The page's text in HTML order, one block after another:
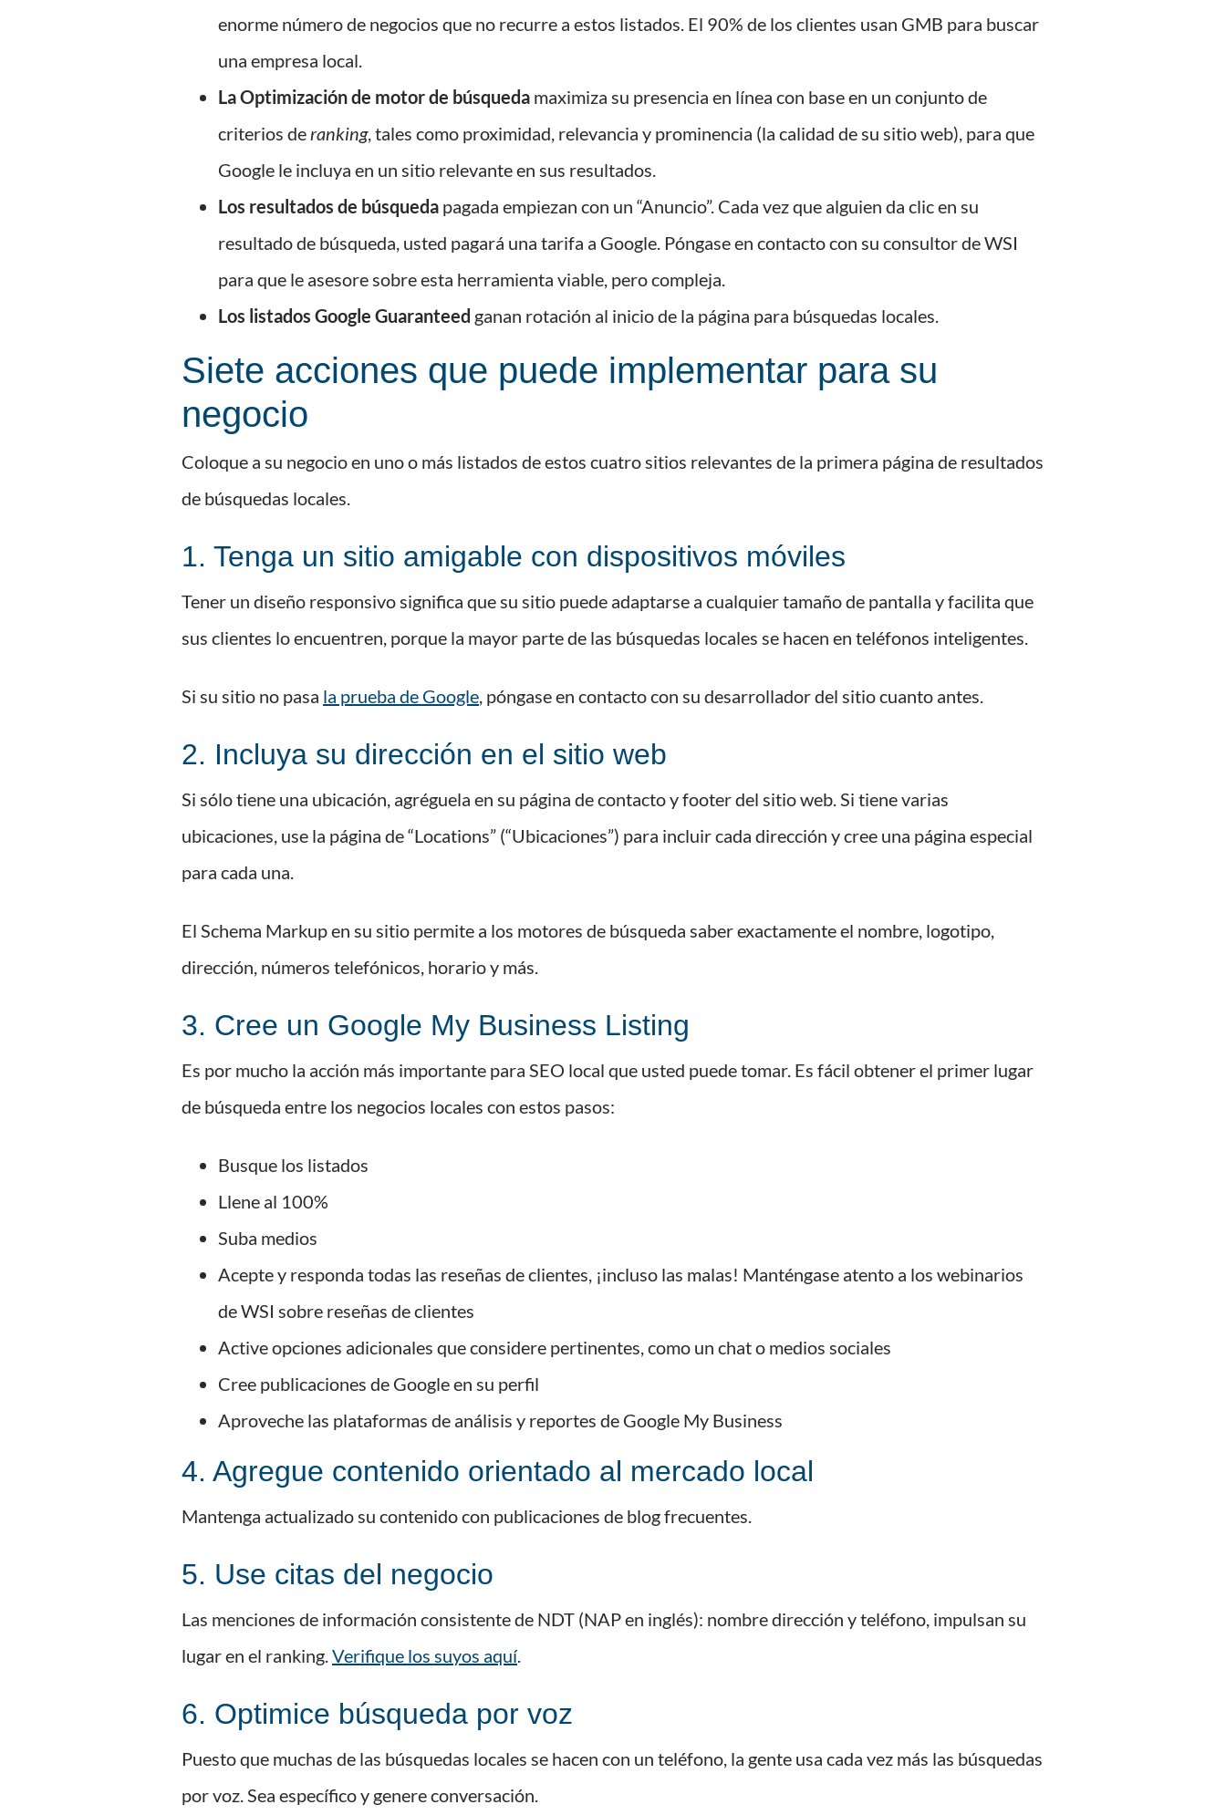
enorme número de negocios que no recurre a estos listados. El 90% de los clientes usan GMB para buscar
una empresa local.
La Optimización de motor de búsqueda maximiza su presencia en línea con base en un conjunto de
criterios deranking, tales como proximidad, relevancia y prominencia (la calidad de su sitio web), para que
Google le incluya en un sitio relevante en sus resultados.
Los resultados de búsqueda pagada empiezan con un “Anuncio”. Cada vez que alguien da clic en su
resultado de búsqueda, usted pagará una tarifa a Google. Póngase en contacto con su consultor de WSI
para que le asesore sobre esta herramienta viable, pero compleja.
Los listados Google Guaranteed ganan rotación al inicio de la página para búsquedas locales.
Siete acciones que puede implementar para su
negocio
Coloque a su negocio en uno o más listados de estos cuatro sitios relevantes de la primera página de resultados
de búsquedas locales.
1. Tenga un sitio amigable con dispositivos móviles
Tener un diseño responsivo significa que su sitio puede adaptarse a cualquier tamaño de pantalla y facilita que
sus clientes lo encuentren, porque la mayor parte de las búsquedas locales se hacen en teléfonos inteligentes.
Si su sitio no pasa la prueba de Google, póngase en contacto con su desarrollador del sitio cuanto antes.
2. Incluya su dirección en el sitio web
Si sólo tiene una ubicación, agréguela en su página de contacto y footer del sitio web. Si tiene varias
ubicaciones, use la página de “Locations” (“Ubicaciones”) para incluir cada dirección y cree una página especial
para cada una.
El Schema Markup en su sitio permite a los motores de búsqueda saber exactamente el nombre, logotipo,
dirección, números telefónicos, horario y más.
3. Cree un Google My Business Listing
Es por mucho la acción más importante para SEO local que usted puede tomar. Es fácil obtener el primer lugar
de búsqueda entre los negocios locales con estos pasos:
Busque los listados
Llene al 100%
Suba medios
Acepte y responda todas las reseñas de clientes, ¡incluso las malas! Manténgase atento a los webinarios
de WSI sobre reseñas de clientes
Active opciones adicionales que considere pertinentes, como un chat o medios sociales
Cree publicaciones de Google en su perfil
Aproveche las plataformas de análisis y reportes de Google My Business
4. Agregue contenido orientado al mercado local
Mantenga actualizado su contenido con publicaciones de blog frecuentes.
5. Use citas del negocio
Las menciones de información consistente de NDT (NAP en inglés): nombre dirección y teléfono, impulsan su
lugar en el ranking.Verifique los suyos aquí.
6. Optimice búsqueda por voz
Puesto que muchas de las búsquedas locales se hacen con un teléfono, la gente usa cada vez más las búsquedas
por voz. Sea específico y genere conversación.